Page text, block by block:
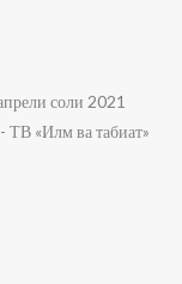
соли 2021
ТВ «Илм ва табиат»